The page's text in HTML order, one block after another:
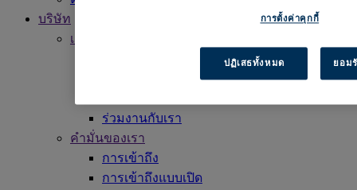
บริษัท
เกี่ี่ยวกับเรา
ร่วมงานกับเรา
คำมั่นของเรา
การเข้าถึง
การเข้าถึงแบบเปิด
การตั้งค่าคุกกี้
ปฏิเสธทั้งหมด ยอม